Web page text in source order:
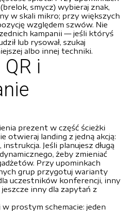
smycz) wybieraj znak,
w skali mikro; przy większych
względem szwów. Nie
kampanii — jeśli któryś
lub rysował, szukaj
albo innej techniki.
i
prezent w część ścieżki
otwieraj landing z jedną akcją:
instrukcja. Jeśli planujesz długą
żeby zmieniać
Przy upominkach
grup przygotuj warianty
uczestników konferencji, inny
inny dla zapytań z
prostym schemacie: jeden